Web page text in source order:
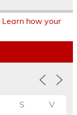
Learn how your
S V